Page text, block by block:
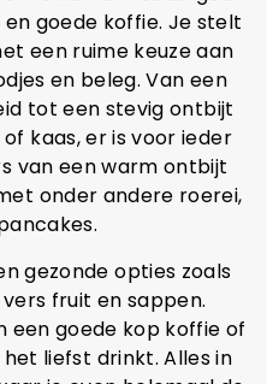
goede koffie. Je stelt
een ruime keuze aan
en beleg. Van een
tot een stevig ontbijt
kaas, er is voor ieder
van een warm ontbijt
onder andere roerei,
gezonde opties zoals
fruit en sappen.
een goede kop koffie of
liefst drinkt. Alles in